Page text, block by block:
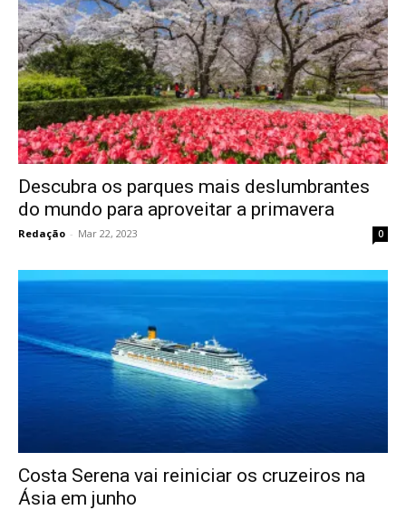
Descubra os parques mais deslumbrantes
do mundo para aproveitar a primavera
Redação - Mar 22, 2023 0
Costa Serena vai reiniciar os cruzeiros na
Ásia em junho